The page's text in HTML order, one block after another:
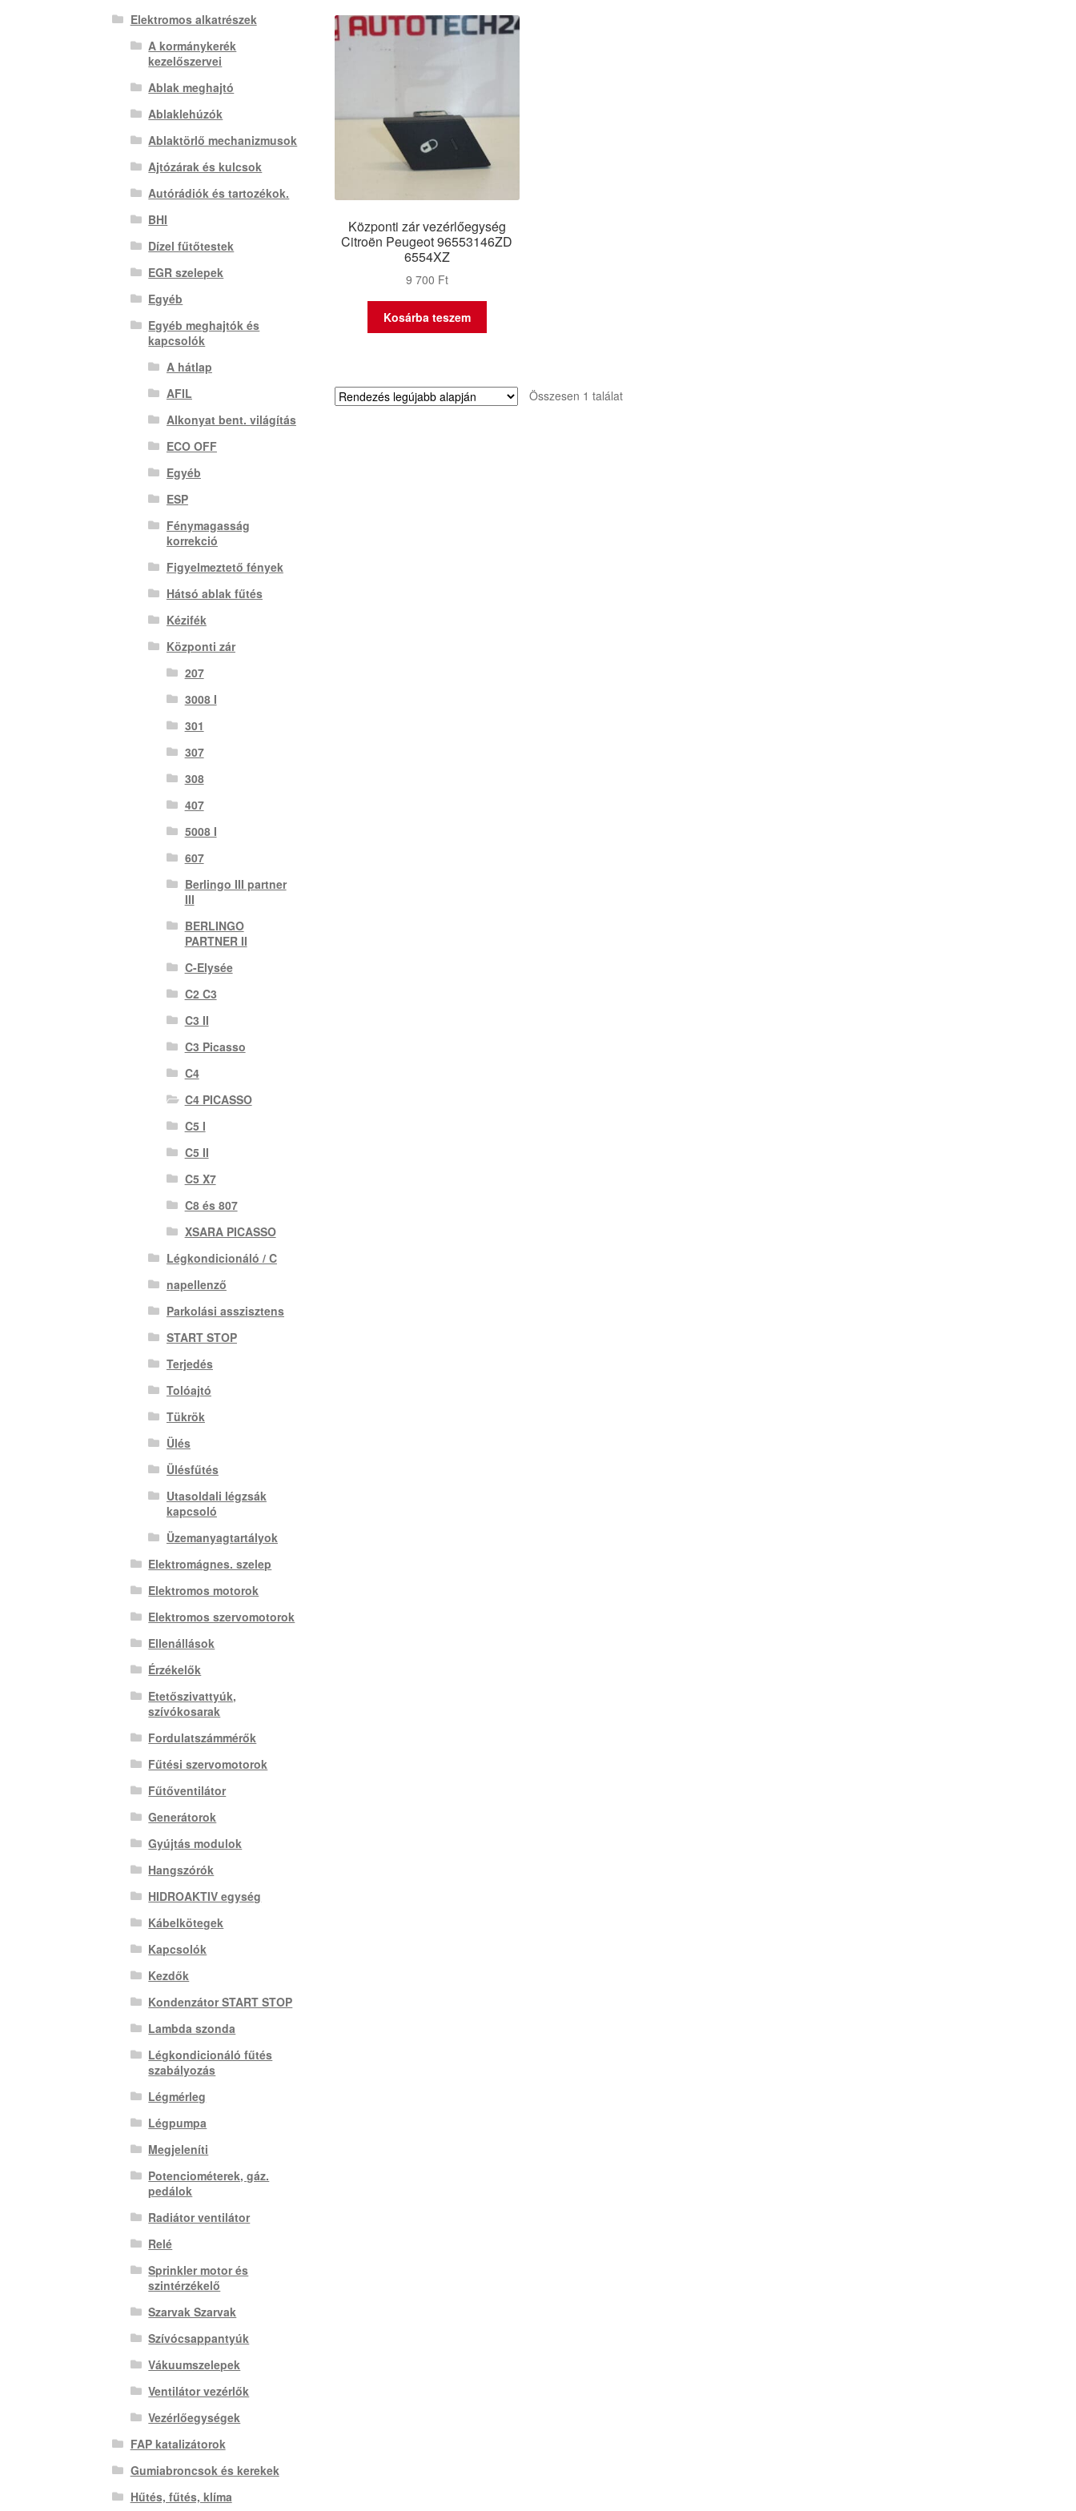
Központi zár vezérlőegység
Citroën Peugeot 96553146ZD
6554XZ
9 700 Ft
Kosárba teszem
Összesen 1 találat
Elektromos alkatrészek
A kormánykerék
kezelőszervei
Ablak meghajtó
Ablaklehúzók
Ablaktörlő mechanizmusok
Ajtózárak és kulcsok
Autórádiók és tartozékok.
BHI
Dízel fűtőtestek
EGR szelepek
Egyéb
Egyéb meghajtók és
kapcsolók
A hátlap
AFIL
Alkonyat bent. világítás
ECO OFF
Egyéb
ESP
Fénymagasság
korrekció
Figyelmeztető fények
Hátsó ablak fűtés
Kézifék
Központi zár
207
3008 I
301
307
308
407
5008 I
607
Berlingo III partner
III
BERLINGO
PARTNER II
C-Elysée
C2 C3
C3 II
C3 Picasso
C4
C4 PICASSO
C5 I
C5 II
C5 X7
C8 és 807
XSARA PICASSO
Légkondicionáló / C
napellenző
Parkolási asszisztens
START STOP
Terjedés
Tolóajtó
Tükrök
Ülés
Ülésfűtés
Utasoldali légzsák
kapcsoló
Üzemanyagtartályok
Elektromágnes. szelep
Elektromos motorok
Elektromos szervomotorok
Ellenállások
Érzékelők
Etetőszivattyúk,
szívókosarak
Fordulatszámmérők
Fűtési szervomotorok
Fűtőventilátor
Generátorok
Gyújtás modulok
Hangszórók
HIDROAKTIV egység
Kábelkötegek
Kapcsolók
Kezdők
Kondenzátor START STOP
Lambda szonda
Légkondicionáló fűtés
szabályozás
Légmérleg
Légpumpa
Megjeleníti
Potenciométerek, gáz.
pedálok
Radiátor ventilátor
Relé
Sprinkler motor és
szintérzékelő
Szarvak Szarvak
Szívócsappantyúk
Vákuumszelepek
Ventilátor vezérlők
Vezérlőegységek
FAP katalizátorok
Gumiabroncsok és kerekek
Hűtés, fűtés, klíma